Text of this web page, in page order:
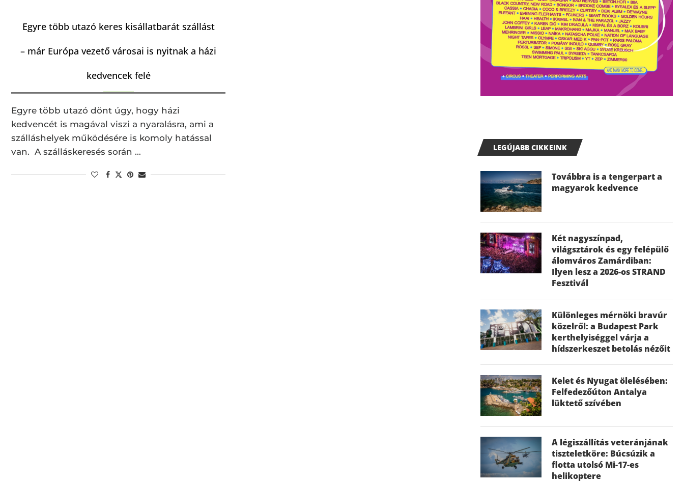
Egyre több utazó keres kisállatbarát szállást
– már Európa vezető városai is nyitnak a házi
kedvencek felé
Egyre több utazó dönt úgy, hogy házi
kedvencét is magával viszi a nyaralásra, ami a
szálláshelyek működésére is komoly hatással
van. A szálláskeresés során …
LEGÚJABB CIKKEINK
Továbbra is a tengerpart a
magyarok kedvence
Két nagyszínpad,
világsztárok és egy felépülő
álomváros Zamárdiban:
Ilyen lesz a 2026-os STRAND
Fesztivál
Különleges mérnöki bravúr
közelről: a Budapest Park
kerthelyiséggel várja a
hídszerkeszet betolás nézőit
Kelet és Nyugat ölelésében:
Felfedezőúton Antalya
lüktető szívében
A légiszállítás veteránjának
tiszteletköre: Búcsúzik a
flotta utolsó Mi-17-es
helikoptere